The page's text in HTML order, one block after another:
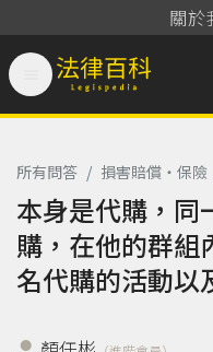
關於
法律百科 Legispedia
所有問答 / 損害賠償‧保險
本身是代購，同
購，在他的群組
名代購的活動以